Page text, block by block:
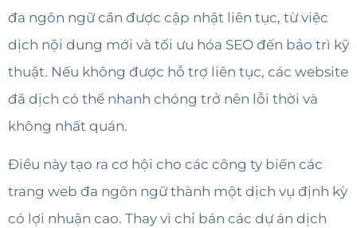
đa ngôn ngữ cần được cập nhật liên tục, từ việc
dịch nội dung mới và tối ưu hóa SEO đến bảo trì kỹ
thuật. Nếu không được hỗ trợ liên tục, các website
đã dịch có thể nhanh chóng trở nên lỗi thời và
không nhất quán.
Điều này tạo ra cơ hội cho các công ty biến các
trang web đa ngôn ngữ thành một dịch vụ định kỳ
có lợi nhuận cao. Thay vì chỉ bán các dự án dịch